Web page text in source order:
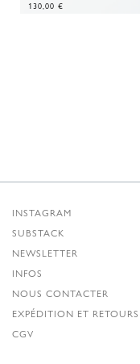
130,00 €
INSTAGRAM
SUBSTACK
NEWSLETTER
INFOS
NOUS CONTACTER
EXPÉDITION ET RETOURS
CGV